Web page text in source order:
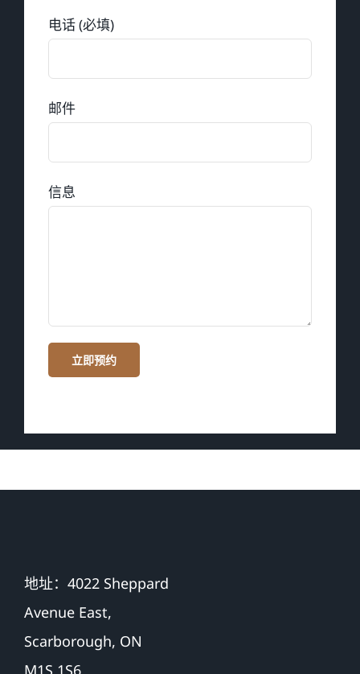
电话 (必填)
邮件
信息
地址：4022 Sheppard
Avenue East,
Scarborough, ON
M1S 1S6